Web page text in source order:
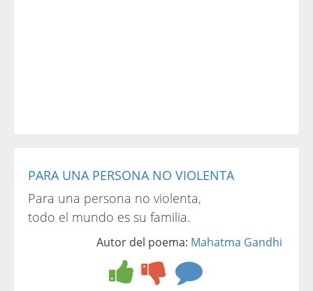
PARA UNA PERSONA NO VIOLENTA
Para una persona no violenta,
todo el mundo es su familia.
Autor del poema: Mahatma Gandhi